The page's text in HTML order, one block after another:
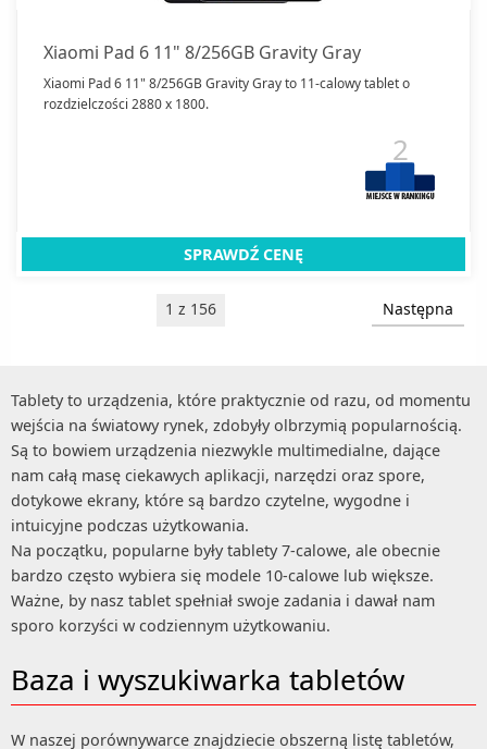
Xiaomi Pad 6 11" 8/256GB Gravity Gray
Xiaomi Pad 6 11" 8/256GB Gravity Gray to 11-calowy tablet o
rozdzielczości 2880 x 1800.
2
SPRAWDŹ CENĘ
1 z 156 Następna
Tablety to urządzenia, które praktycznie od razu, od momentu
wejścia na światowy rynek, zdobyły olbrzymią popularnością.
Są to bowiem urządzenia niezwykle multimedialne, dające
nam całą masę ciekawych aplikacji, narzędzi oraz spore,
dotykowe ekrany, które są bardzo czytelne, wygodne i
intuicyjne podczas użytkowania.
Na początku, popularne były tablety 7-calowe, ale obecnie
bardzo często wybiera się modele 10-calowe lub większe.
Ważne, by nasz tablet spełniał swoje zadania i dawał nam
sporo korzyści w codziennym użytkowaniu.
Baza i wyszukiwarka tabletów
W naszej porównywarce znajdziecie obszerną listę tabletów,